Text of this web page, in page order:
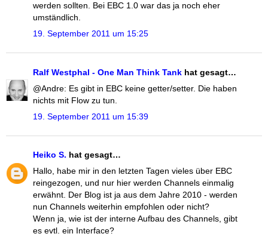
werden sollten. Bei EBC 1.0 war das ja noch eher
umständlich.
19. September 2011 um 15:25
Ralf Westphal - One Man Think Tank hat gesagt…
@Andre: Es gibt in EBC keine getter/setter. Die haben
nichts mit Flow zu tun.
19. September 2011 um 15:39
Heiko S. hat gesagt…
Hallo, habe mir in den letzten Tagen vieles über EBC
reingezogen, und nur hier werden Channels einmalig
erwähnt. Der Blog ist ja aus dem Jahre 2010 - werden
nun Channels weiterhin empfohlen oder nicht?
Wenn ja, wie ist der interne Aufbau des Channels, gibt
es evtl. ein Interface?